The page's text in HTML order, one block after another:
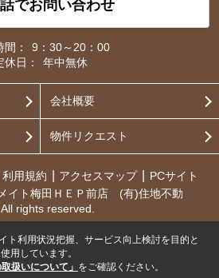
でお問い合わせ
：
9：30～20：00
休日：
年中無休
会社概要
物件リクエスト
利用規約 アクセスマップ
PCサイト
イト梅田ＨＥＰ前店 (有)住地不動
rights reserved.
ト利用状況把握、サービス向上検討を目的と
用しています。
扱いについて」 をご確認ください。